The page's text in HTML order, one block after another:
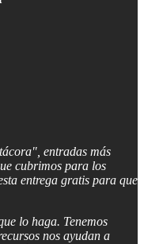
entradas más
cubrimos para los
entrega gratis para que
lo haga. Tenemos
nos ayudan a